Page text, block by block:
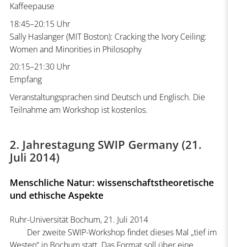
Kaffeepause
18:45–20:15 Uhr
Sally Haslanger (MIT Boston): Cracking the Ivory Ceiling:
Women and Minorities in Philosophy
20:15–21:30 Uhr
Empfang
Veranstaltungsprachen sind Deutsch und Englisch. Die
Teilnahme am Workshop ist kostenlos.
2. Jahrestagung SWIP Germany (21.
Juli 2014)
Menschliche Natur: wissenschaftstheoretische
und ethische Aspekte
Ruhr-Universität Bochum, 21. Juli 2014
Der zweite SWIP-Workshop findet dieses Mal „tief im